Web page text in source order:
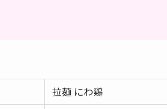
拉麺 にわ鶏